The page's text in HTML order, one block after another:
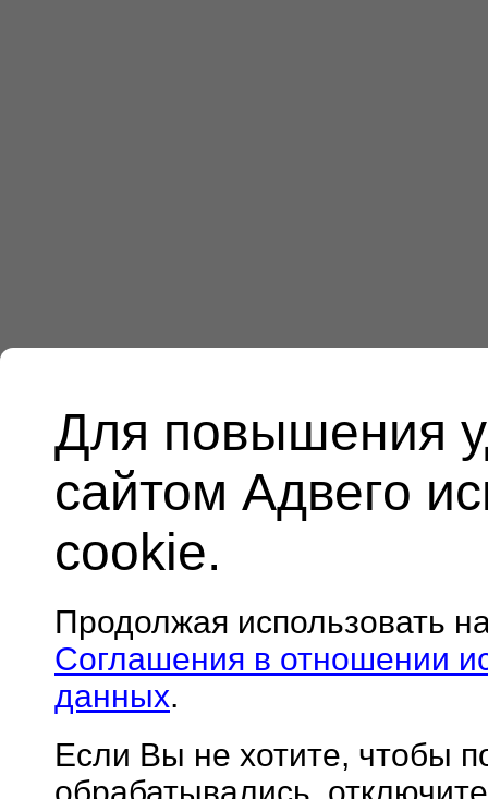
Для повышения
сайтом Адвего
cookie.
Продолжая использовать
Соглашения в отношении
данных.
Если Вы не хотите, чтобы